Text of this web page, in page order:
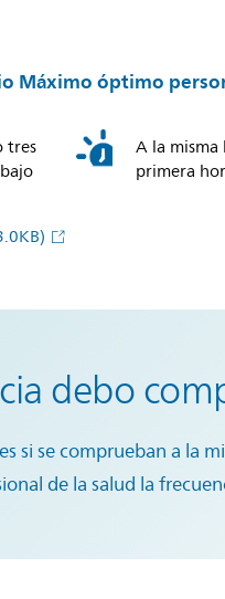
Máximo óptimo
tres
A la
primera
debo
si se comprueban a la
de la salud la